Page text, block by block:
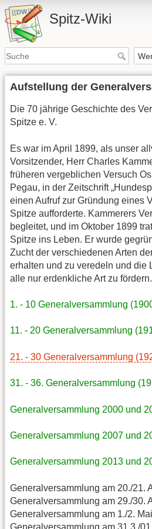
Spitz-Wiki
Aufstellung der
Die 70 jährige Geschichte des
Spitze e. V.
Es war im April 1899, als unser
Vorsitzender, Herr Charles
früheren vergeblichen Versuch
Pegau, in der Zeitschrift
einen Aufruf zur Gründung eines
Spitze aufforderte. Kammerers
begleitet, und im Oktober 1899
Spitze ins Leben. Er wurde
Zucht der verschiedenen Arten
erhalten und zu veredeln und die
alle nur erdenkliche Art zu fördern.
1. - 10 Generalversammlung
11. - 20 Generalversammlung
21. - 30 Generalversammlung
31. - 36. Generalversammlung
Generalversammlung 2000 und
Generalversammlung 2007 und
Generalversammlung 2013 und
Generalversammlung am 20./21.
Generalversammlung am 29./30.
Generalversammlung am 1./2.
Generalversammlung am 31.3./